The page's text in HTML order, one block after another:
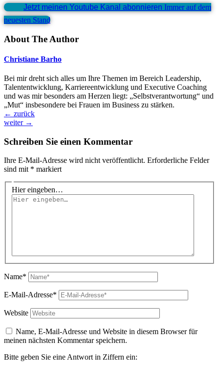
Jetzt meinen Youtube Kanal abonnieren Immer auf dem
neuesten Stand
About The Author
Christiane Barho
Bei mir dreht sich alles um Ihre Themen im Bereich Leadership,
Talententwicklung, Karriereentwicklung und Executive Coaching
und was mir besonders am Herzen liegt: „Selbstverantwortung“ und
„Mut“ insbesondere bei Frauen im Business zu stärken.
← zurück
weiter →
Schreiben Sie einen Kommentar
Ihre E-Mail-Adresse wird nicht veröffentlicht. Erforderliche Felder
sind mit * markiert
Hier eingeben…
Name*
E-Mail-Adresse*
Website
Name, E-Mail-Adresse und Website in diesem Browser für
meinen nächsten Kommentar speichern.
Bitte geben Sie eine Antwort in Ziffern ein: